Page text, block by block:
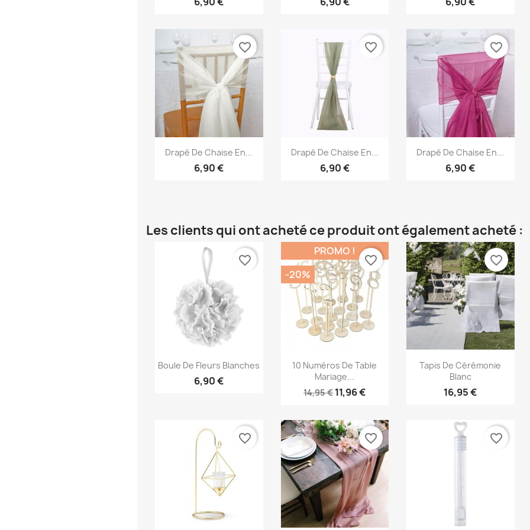
Aperçu rapide
Drapé De Chaise En...
6,90 €
favorite_border
Aperçu rapide
Drapé De Chaise En...
6,90 €
favorite_border
Aperçu rapide
Drapé De Chaise En...
6,90 €
favorite_border
Les clients qui ont acheté ce produit ont également acheté :
 Aperçu rapide
Boule De Fleurs Blanches
6,90 €
favorite_border
Aperçu rapide
10 Numéros De Table
Mariage...
14,95 €11,96 €
PROMO !
-20%
favorite_border
Aperçu rapide
Tapis De Cérémonie
Blanc
16,95 €
favorite_border
favorite_border favorite_border favorite_border